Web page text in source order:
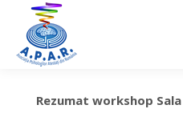
Rezumat workshop Sala